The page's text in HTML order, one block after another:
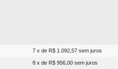
7 x de R$ 1.092,57 sem juros
8 x de R$ 956,00 sem juros